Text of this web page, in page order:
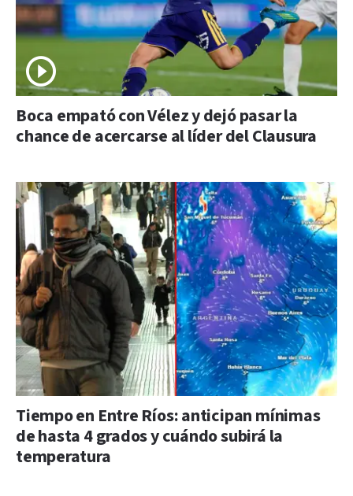
Boca empató con Vélez y dejó pasar la
chance de acercarse al líder del Clausura
Tiempo en Entre Ríos: anticipan mínimas
de hasta 4 grados y cuándo subirá la
temperatura